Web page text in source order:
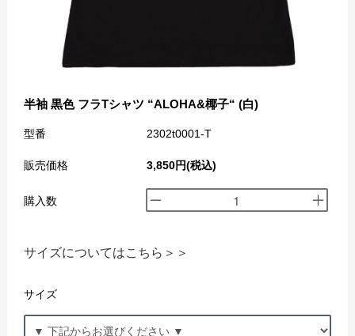
半袖 黒色 フラTシャツ “ALOHA&椰子“ (白)
型番 2302t0001-T
販売価格 3,850円(税込)
購入数
サイズについてはこちら＞＞
サイズ